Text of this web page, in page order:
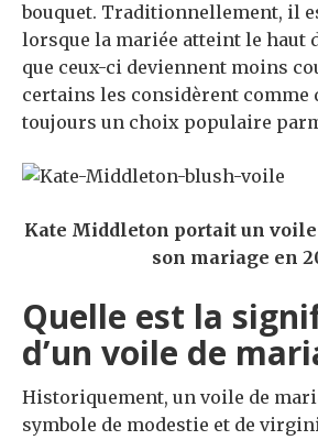
bouquet. Traditionnellement, il
lorsque la mariée atteint le haut
que ceux-ci deviennent moins
certains les considèrent comme
toujours un choix populaire
Kate Middleton portait un
son mariage en
Quelle est la
d’un voile de
Historiquement, un voile de
symbole de modestie et de